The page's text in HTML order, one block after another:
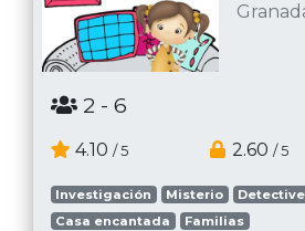
2 - 6
4.10 / 5 2.60 / 5
Investigación Misterio
Casa encantada
Familias